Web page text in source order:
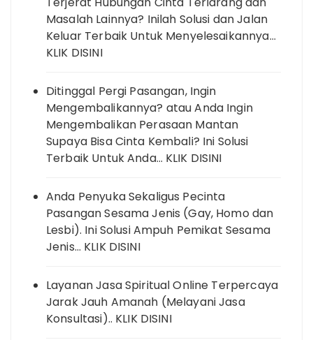
Masalah Lainnya? Inilah Solusi dan Jalan
Keluar Terbaik Untuk Menyelesaikannya…
KLIK DISINI
Ditinggal Pergi Pasangan, Ingin
Mengembalikannya? atau Anda Ingin
Mengembalikan Perasaan Mantan
Supaya Bisa Cinta Kembali? Ini Solusi
Terbaik Untuk Anda… KLIK DISINI
Anda Penyuka Sekaligus Pecinta
Pasangan Sesama Jenis (Gay, Homo dan
Lesbi). Ini Solusi Ampuh Pemikat Sesama
Jenis… KLIK DISINI
Layanan Jasa Spiritual Online Terpercaya
Jarak Jauh Amanah (Melayani Jasa
Konsultasi).. KLIK DISINI